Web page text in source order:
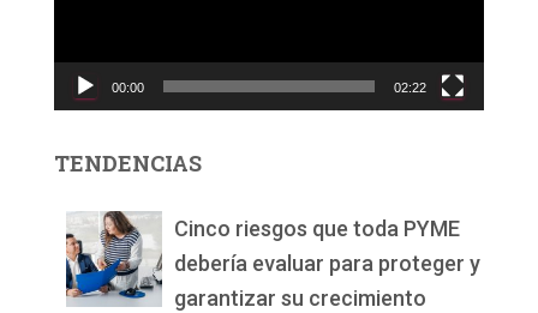
c
d
00:00 02:22
TENDENCIAS
Cinco riesgos que toda PYME
debería evaluar para proteger y
garantizar su crecimiento